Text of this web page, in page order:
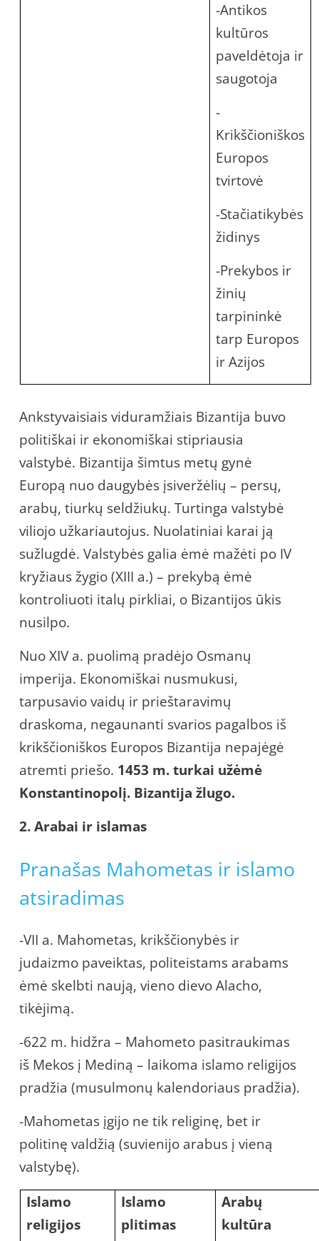
-Antikos
kultūros
paveldėtoja ir
saugotoja
-
Krikščioniškos
Europos
tvirtovė
-Stačiatikybės
židinys
-Prekybos ir
žinių
tarpininkė
tarp Europos
ir Azijos
Ankstyvaisiais viduramžiais Bizantija buvo
politiškai ir ekonomiškai stipriausia
valstybė. Bizantija šimtus metų gynė
Europą nuo daugybės įsiveržėlių – persų,
arabų, tiurkų seldžiukų. Turtinga valstybė
viliojo užkariautojus. Nuolatiniai karai ją
sužlugdė. Valstybės galia ėmė mažėti po IV
kryžiaus žygio (XIII a.) – prekybą ėmė
kontroliuoti italų pirkliai, o Bizantijos ūkis
nusilpo.
Nuo XIV a. puolimą pradėjo Osmanų
imperija. Ekonomiškai nusmukusi,
tarpusavio vaidų ir prieštaravimų
draskoma, negaunanti svarios pagalbos iš
krikščioniškos Europos Bizantija nepajėgė
atremti priešo. 1453 m. turkai užėmė
Konstantinopolį. Bizantija žlugo.
2. Arabai ir islamas
Pranašas Mahometas ir islamo
atsiradimas
-VII a. Mahometas, krikščionybės ir
judaizmo paveiktas, politeistams arabams
ėmė skelbti naują, vieno dievo Alacho,
tikėjimą.
-622 m. hidžra – Mahometo pasitraukimas
iš Mekos į Mediną – laikoma islamo religijos
pradžia (musulmonų kalendoriaus pradžia).
-Mahometas įgijo ne tik religinę, bet ir
politinę valdžią (suvienijo arabus į vieną
valstybę).
Islamo
religijos
Islamo
plitimas
Arabų
kultūra